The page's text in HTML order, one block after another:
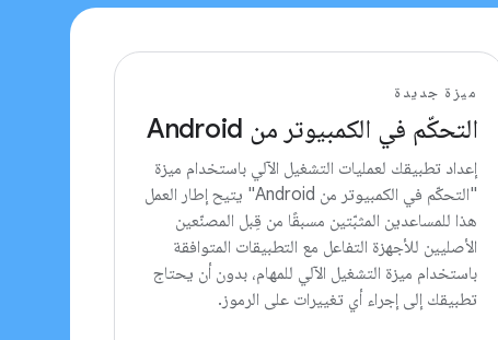
ميزة جديدة
التحكّم في الكمبيوتر من Android
إعداد تطبيقك لعمليات التشغيل الآلي باستخدام ميزة
"التحكّم في الكمبيوتر من Android" يتيح إطار العمل
هذا للمساعدين المثبّتين مسبقًا من قِبل المصنّعين
الأصليين للأجهزة التفاعل مع التطبيقات المتوافقة
باستخدام ميزة التشغيل الآلي للمهام، بدون أن يحتاج
تطبيقك إلى إجراء أي تغييرات على الرموز.